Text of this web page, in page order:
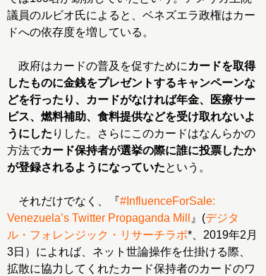
議員のルビオ氏によると、ベネズエラ政権はカー
ドへの依存度を増している。
政府はカードの普及を促すために カードを取得
したものに金銭をプレゼントするキャンペーンな
どを行ったり、カードがなければ年金、医療サー
ビス、燃料補助、食料提供などを受け取れないよ
うにした りした。さらにこのカードはなんらかの
方法でカード保持者が選挙の際に誰に投票したか
が登録されるようになっていたという。
それだけでなく、『#InfluenceForSale:
Venezuela’s Twitter Propaganda Mill
』(デジタ
ル・フォレンジック・リサーチラボ*、2019年2月
3日）によれば、ネット世論操作を仕掛ける際、
拡散に協力してくれたカード保持者のカードのワ